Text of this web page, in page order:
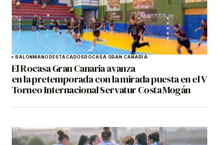
BALONMANODESTACADOSROCASA GRAN CANARIA
El Rocasa Gran Canaria avanza
en la pretemporada con la mirada puesta en el V
Torneo Internacional Servatur Costa Mogán